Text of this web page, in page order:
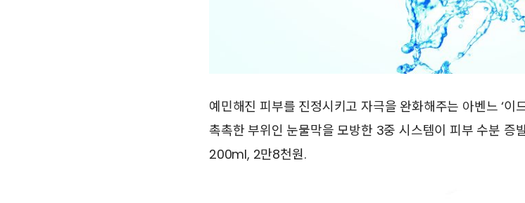
예민해진 피부를 진정시키고 자극을 완화해주는 아벤느 ‘
촉촉한 부위인 눈물막을 모방한 3중 시스템이 피부 수분 증
200ml, 2만8천원.